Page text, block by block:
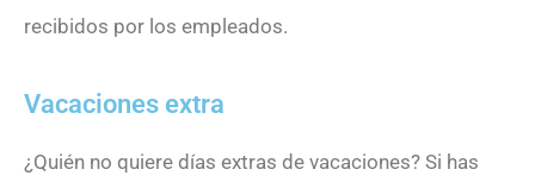
recibidos por los empleados.
Vacaciones extra
¿Quién no quiere días extras de vacaciones? Si has